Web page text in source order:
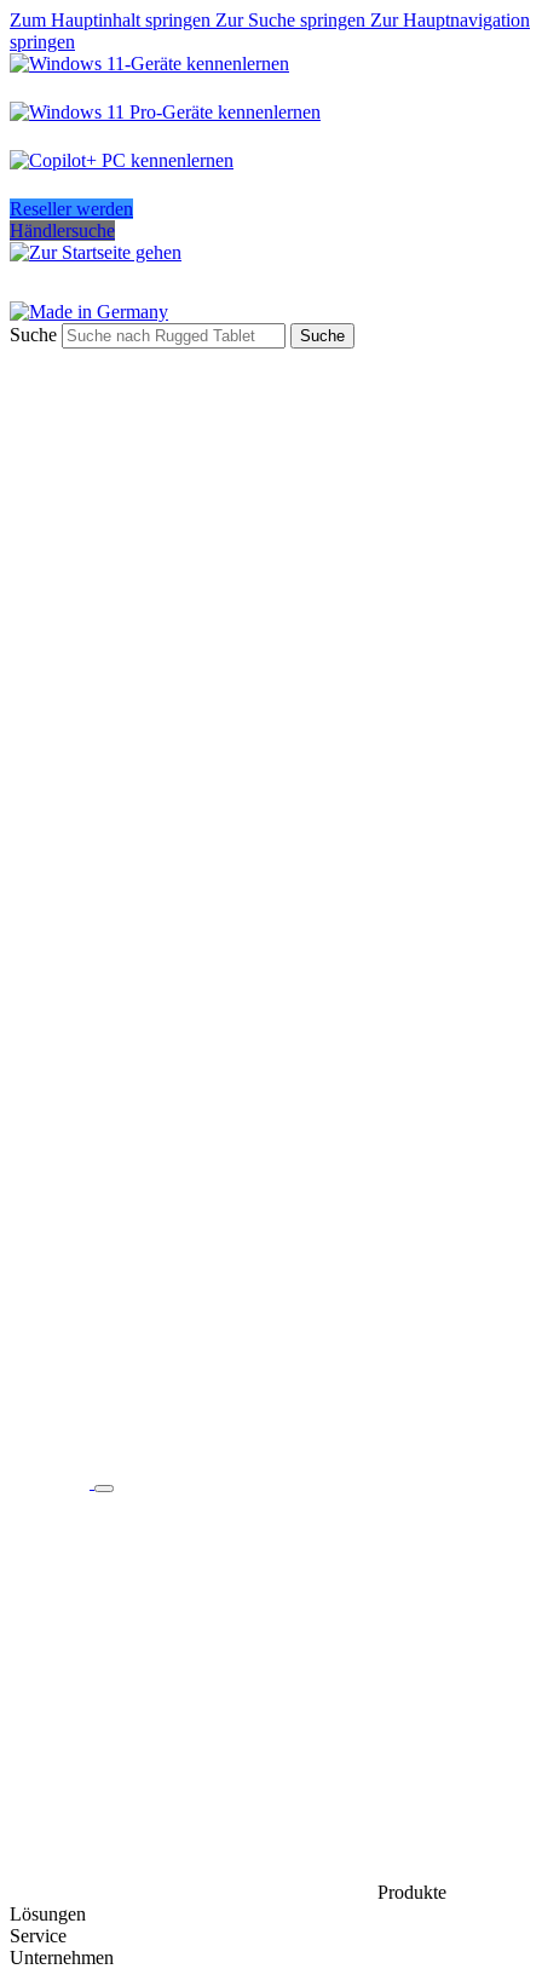
Zum Hauptinhalt springen Zur Suche springen Zur Hauptnavigation
springen
Reseller werden
Händlersuche
Suche Suche
Produkte
Lösungen
Service
Unternehmen